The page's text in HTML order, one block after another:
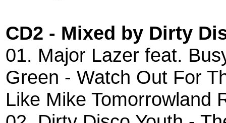
CD2 - Mixed by Dirty
01. Major Lazer feat.
Green - Watch Out For
Like Mike Tomorrowland